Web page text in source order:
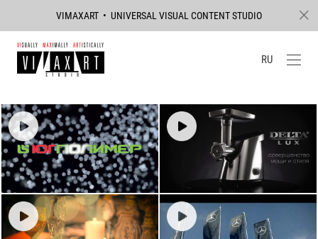
VIMAXART • UNIVERSAL VISUAL CONTENT STUDIO
RU